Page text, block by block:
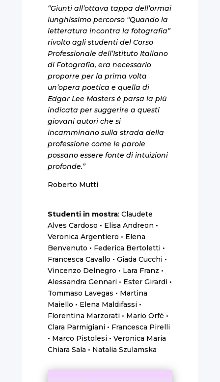
“Giunti all’ottava tappa dell’ormai
lunghissimo percorso “Quando la
letteratura incontra la fotografia”
rivolto agli studenti del Corso
Professionale dell’Istituto Italiano
di Fotografia, era necessario
proporre per la prima volta
un’opera poetica e quella di
Edgar Lee Masters è parsa la più
indicata per suggerire a questi
giovani autori che si
incamminano sulla strada della
professione come le parole
possano essere fonte di intuizioni
profonde.”
Roberto Mutti
Studenti in mostra: Claudete
Alves Cardoso • Elisa Andreon •
Veronica Argentiero • Elena
Benvenuto • Federica Bertoletti •
Francesca Cavallo • Giada Cucchi •
Vincenzo Delnegro • Lara Franz •
Alessandra Gennari • Ester Girardi •
Tommaso Lavegas • Martina
Maiello • Elena Maldifassi •
Florentina Marzorati • Mario Orfé •
Clara Parmigiani • Francesca Pirelli
• Marco Pistolesi • Veronica Maria
Chiara Sala • Natalia Szulamska